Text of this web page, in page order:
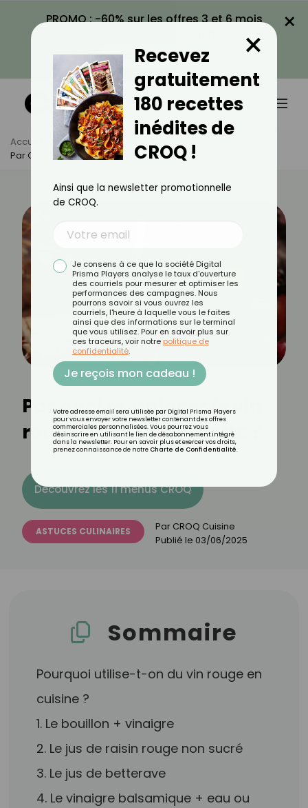
PROMO : -60% sur les offres 3 et 6 mois
VOIR LA PROMO
×
Accueil Actus
Astuces Culinaires
Par Quoi Remplacer Le Vin Rouge Dans Une Recette ?
Par quoi remplacer le vin
rouge dans une recette ?
Découvrez les 11 menus CROQ
ASTUCES CULINAIRES Par CROQ Cuisine
Publié le 03/06/2025
Sommaire
Pourquoi utilise-t-on du vin rouge en
cuisine ?
1. Le bouillon + vinaigre
2. Le jus de raisin rouge non sucré
3. Le jus de betterave
4. Le vinaigre balsamique + eau ou
Recevez
gratuitement
180 recettes
inédites de
CROQ !
×
Ainsi que la newsletter promotionnelle
de CROQ.
Je consens à ce que la société Digital
Prisma Players analyse le taux d'ouverture
des courriels pour mesurer et optimiser les
performances des campagnes. Nous
pourrons savoir si vous ouvrez les
courriels, l'heure à laquelle vous le faites
ainsi que des informations sur le terminal
que vous utilisez. Pour en savoir plus sur
ces traceurs, voir notre politique de
confidentialité.
Je reçois mon cadeau !
Votre adresse email sera utilisée par Digital Prisma Players
pour vous envoyer votre newsletter contenant des offres
commerciales personnalisées. Vous pourrez vous
désinscrire en utilisant le lien de désabonnement intégré
dans la newsletter. Pour en savoir plus et exercer vos droits,
prenez connaissance de notre Charte de Confidentialité.